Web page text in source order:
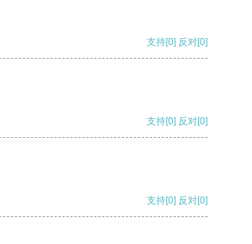
支持[0] 反对[0]
支持[0] 反对[0]
支持[0] 反对[0]